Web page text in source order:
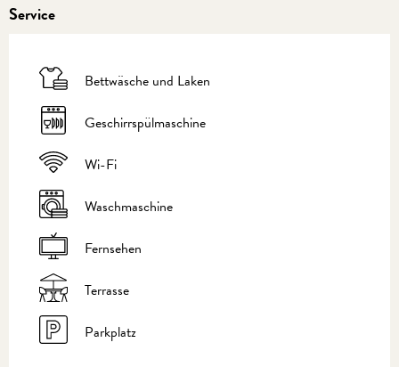
Service
Bettwäsche und Laken
Geschirrspülmaschine
Wi-Fi
Waschmaschine
Fernsehen
Terrasse
Parkplatz